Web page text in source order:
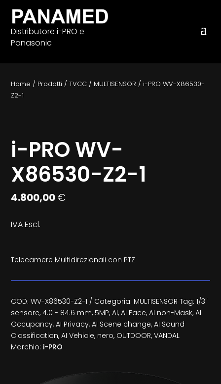
Distributore i-PRO e
Panasonic
Home / Prodotti /TVCC / MULTISENSOR / i-PRO WV-X86530-
Z2-1
i-PRO WV-
X86530-Z2-1
4.800,00€
IVA Escl.
Telecamere Multidirezionali con PTZ
COD: WV-X86530-Z2-1 Categoria: MULTISENSOR Tag: 1/3"
sensore,4.0 - 84.6 mm, 5MP,AI,AI Face,AI non-Mask,AI
Occupancy,AI Privacy,AI Scene change,AI Sound
Classification,AI Vehicle, nero, OUTDOOR,VANDAL
Marchio: i-PRO